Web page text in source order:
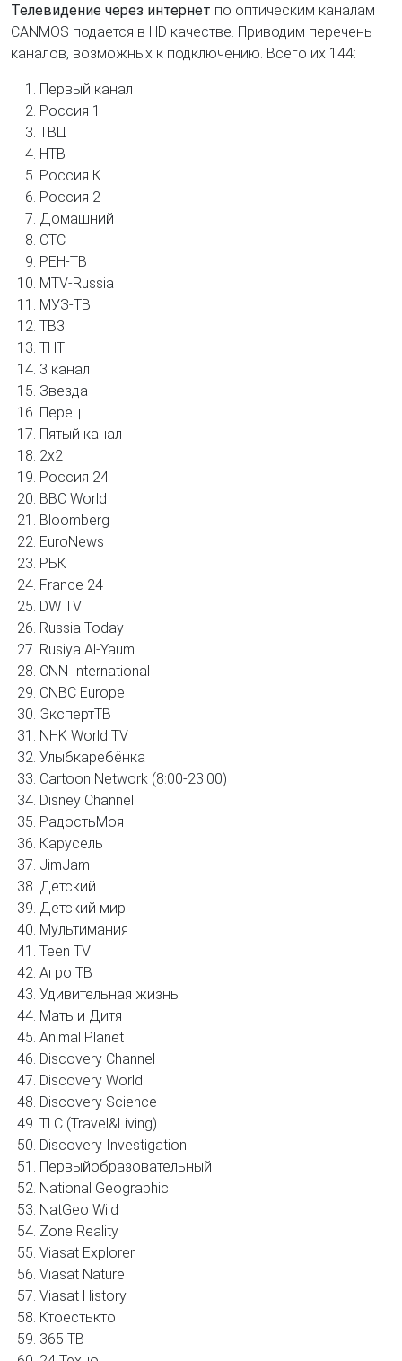
Телевидение через интернет по оптическим каналам
CANMOS подается в HD качестве. Приводим перечень
каналов, возможных к подключению. Всего их 144:
Первый канал
Россия 1
ТВЦ
НТВ
Россия К
Россия 2
Домашний
СТС
РЕН-ТВ
MTV-Russia
МУЗ-ТВ
ТВ3
ТНТ
3 канал
Звезда
Перец
Пятый канал
2x2
Россия 24
BBC World
Bloomberg
EuroNews
РБК
France 24
DW TV
Russia Today
Rusiya Al-Yaum
CNN International
CNBC Europe
ЭкспертТВ
NHK World TV
Улыбкаребёнка
Cartoon Network (8:00-23:00)
Disney Channel
РадостьМоя
Карусель
JimJam
Детский
Детский мир
Мультимания
Teen TV
Агро ТВ
Удивительная жизнь
Мать и Дитя
Animal Planet
Discovery Channel
Discovery World
Discovery Science
TLC (Travel&Living)
Discovery Investigation
Первыйобразовательный
National Geographic
NatGeo Wild
Zone Reality
Viasat Explorer
Viasat Nature
Viasat History
Ктоестькто
365 ТВ